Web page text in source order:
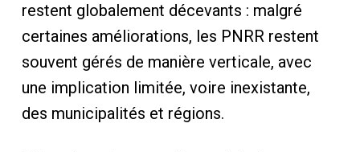
restent globalement décevants : malgré
certaines améliorations, les PNRR restent
souvent gérés de manière verticale, avec
une implication limitée, voire inexistante,
des municipalités et régions.